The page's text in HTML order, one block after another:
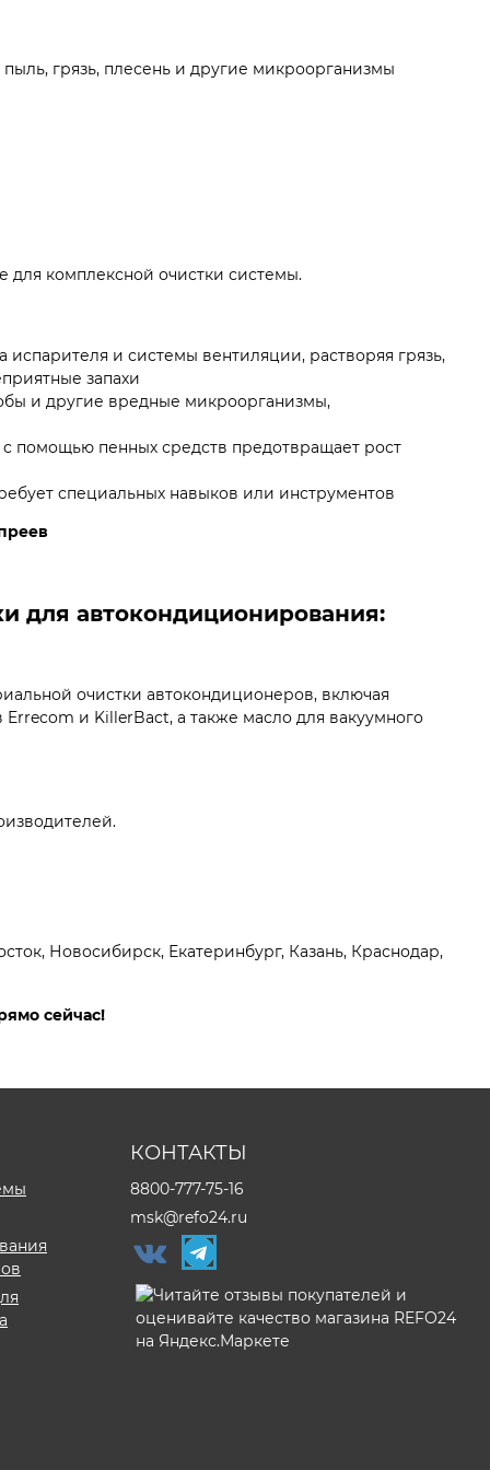
грязь, плесень и другие микроорганизмы
комплексной очистки системы.
и системы вентиляции, растворяя грязь,
запахи
и другие вредные микроорганизмы,
помощью пенных средств предотвращает рост
специальных навыков или инструментов
для автокондиционирования:
очистки автокондиционеров, включая
и KillerBact, а также масло для вакуумного
Новосибирск, Екатеринбург, Казань, Краснодар,
сейчас!
КОНТАКТЫ
8800-777-75-16
msk@refo24.ru